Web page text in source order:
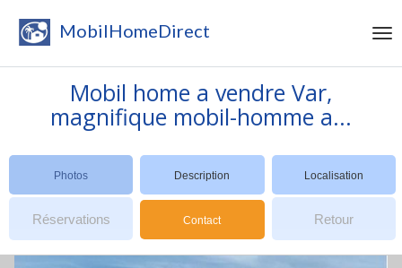
MobilHomeDirect
Mobil home a vendre Var,
magnifique mobil-homme a...
Photos Description Localisation
Réservations Contact Retour